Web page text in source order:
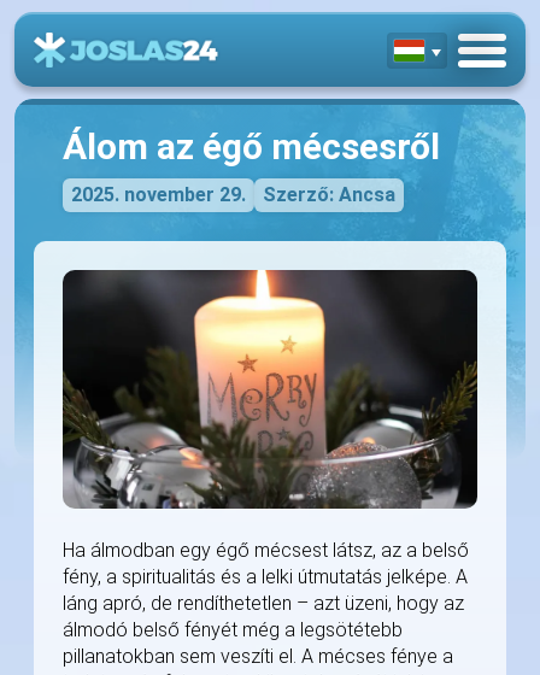
Álom az égő mécsesről
2025. november 29. Szerző: Ancsa
Ha álmodban egy égő mécsest látsz, az a belső
fény, a spiritualitás és a lelki útmutatás jelképe. A
láng apró, de rendíthetetlen – azt üzeni, hogy az
álmodó belső fényét még a legsötétebb
pillanatokban sem veszíti el. A mécses fénye a